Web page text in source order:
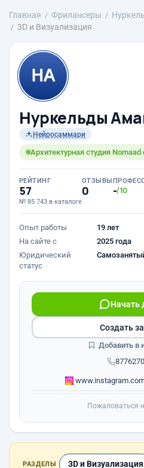
Главная Фрилансеры
3D и Визуализация
Нуркельды
Нейросаммари
Архитектурная студия Nomaad
РЕЙТИНГ
57
№ 85 743 в каталоге
ОТЗЫВЫ
0 -/10
Опыт работы
19 лет
На сайте с
2025 года
Юридический
статус
Начать
Создать
Добавить в
Пожаловаться
РАЗДЕЛЫ 3D и Визуализация